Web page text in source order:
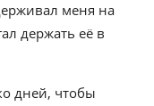
меня на
держать её в
дней, чтобы